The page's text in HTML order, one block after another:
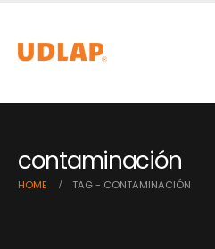
contaminación
HOME TAG - CONTAMINACIÓN